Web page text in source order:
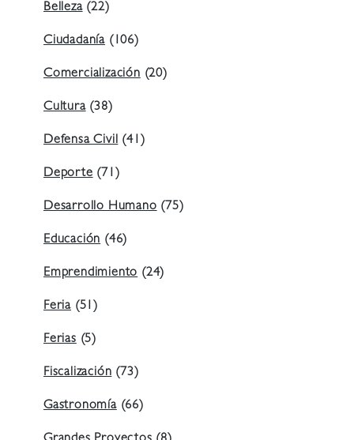
Belleza(22)
Ciudadanía (106)
Comercialización(20)
Cultura(38)
Defensa Civil(41)
Deporte(71)
Desarrollo Humano(75)
Educación(46)
Emprendimiento(24)
Feria (51)
Ferias(5)
Fiscalización(73)
Gastronomía(66)